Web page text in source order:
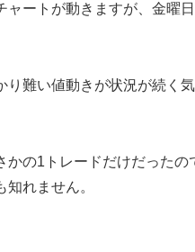
ャートが動きますが、金曜
り難い値動きが状況が続く気
かの1トレードだけだったの
れません。